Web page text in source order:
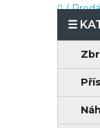
Domů
/
P
o
a
g